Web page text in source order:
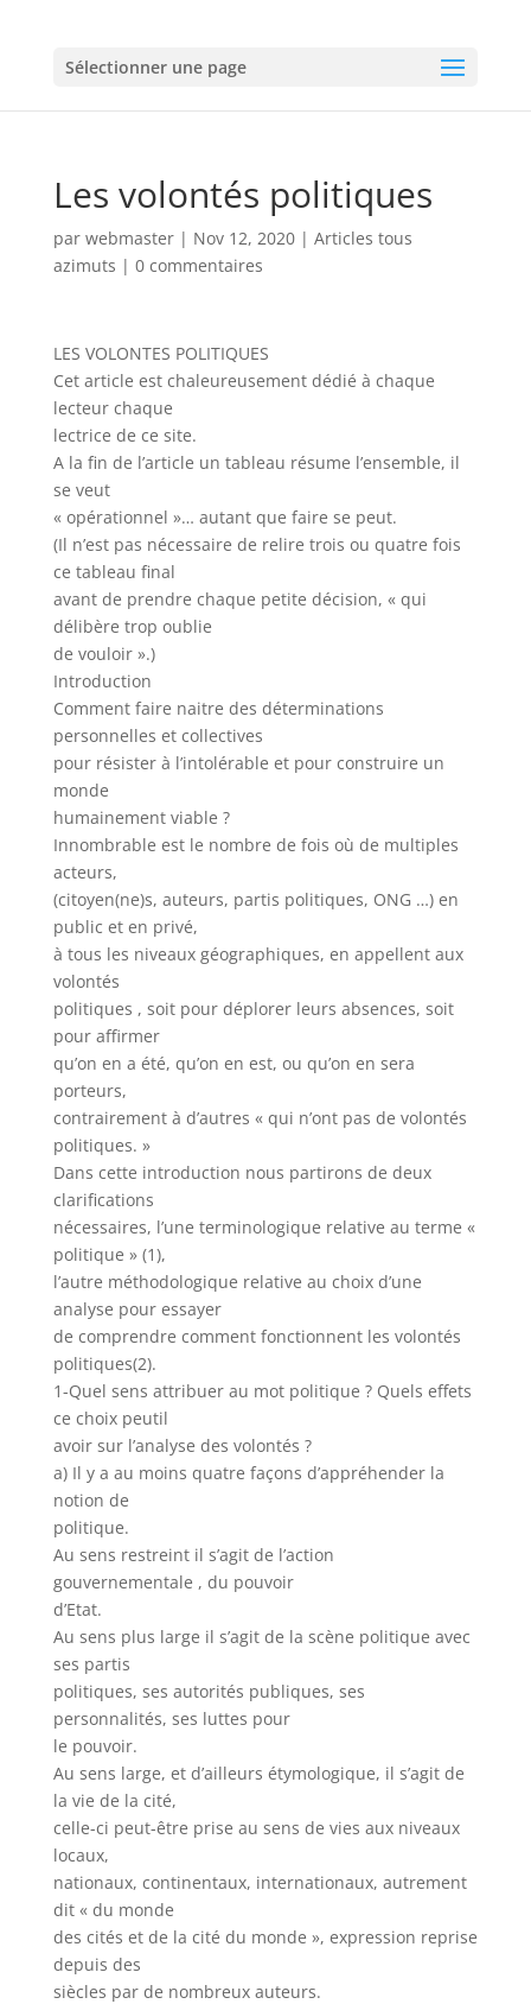
Sélectionner une page
Les volontés politiques
par webmaster| Nov 12, 2020| Articles tous
azimuts | 0 commentaires
LES VOLONTES POLITIQUES
Cet article est chaleureusement dédié à chaque
lecteur chaque
lectrice de ce site.
A la fin de l’article un tableau résume l’ensemble, il
se veut
« opérationnel »… autant que faire se peut.
(Il n’est pas nécessaire de relire trois ou quatre fois
ce tableau final
avant de prendre chaque petite décision, « qui
délibère trop oublie
de vouloir ».)
Introduction
Comment faire naitre des déterminations
personnelles et collectives
pour résister à l’intolérable et pour construire un
monde
humainement viable ?
Innombrable est le nombre de fois où de multiples
acteurs,
(citoyen(ne)s, auteurs, partis politiques, ONG …) en
public et en privé,
à tous les niveaux géographiques, en appellent aux
volontés
politiques , soit pour déplorer leurs absences, soit
pour affirmer
qu’on en a été, qu’on en est, ou qu’on en sera
porteurs,
contrairement à d’autres « qui n’ont pas de volontés
politiques. »
Dans cette introduction nous partirons de deux
clarifications
nécessaires, l’une terminologique relative au terme «
politique » (1),
l’autre méthodologique relative au choix d’une
analyse pour essayer
de comprendre comment fonctionnent les volontés
politiques(2).
1-Quel sens attribuer au mot politique ? Quels effets
ce choix peutil
avoir sur l’analyse des volontés ?
a) Il y a au moins quatre façons d’appréhender la
notion de
politique.
Au sens restreint il s’agit de l’action
gouvernementale , du pouvoir
d’Etat.
Au sens plus large il s’agit de la scène politique avec
ses partis
politiques, ses autorités publiques, ses
personnalités, ses luttes pour
le pouvoir.
Au sens large, et d’ailleurs étymologique, il s’agit de
la vie de la cité,
celle-ci peut-être prise au sens de vies aux niveaux
locaux,
nationaux, continentaux, internationaux, autrement
dit « du monde
des cités et de la cité du monde », expression reprise
depuis des
siècles par de nombreux auteurs.